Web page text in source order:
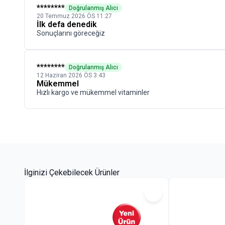
Çocukların ulaşamayacağı yerlerde saklayın.
İlaç Değildir.
Hastalıkların önlenmesi veya tedavi edilmesi amacıyla
******** Doğrulanmış Alıcı
20 Temmuz 2026 ÖS 11:27
İlk defa denedik
Sonuçlarını göreceğiz
******** Doğrulanmış Alıcı
12 Haziran 2026 ÖS 3:43
Mükemmel
Hızlı kargo ve mükemmel vitaminler
İlginizi Çekebilecek Ürünler